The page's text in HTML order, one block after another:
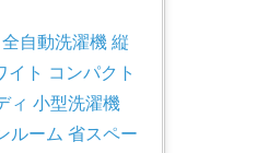
自動洗濯機 縦
イト コンパクト
ィ 小型洗濯機
ルーム 省スペー